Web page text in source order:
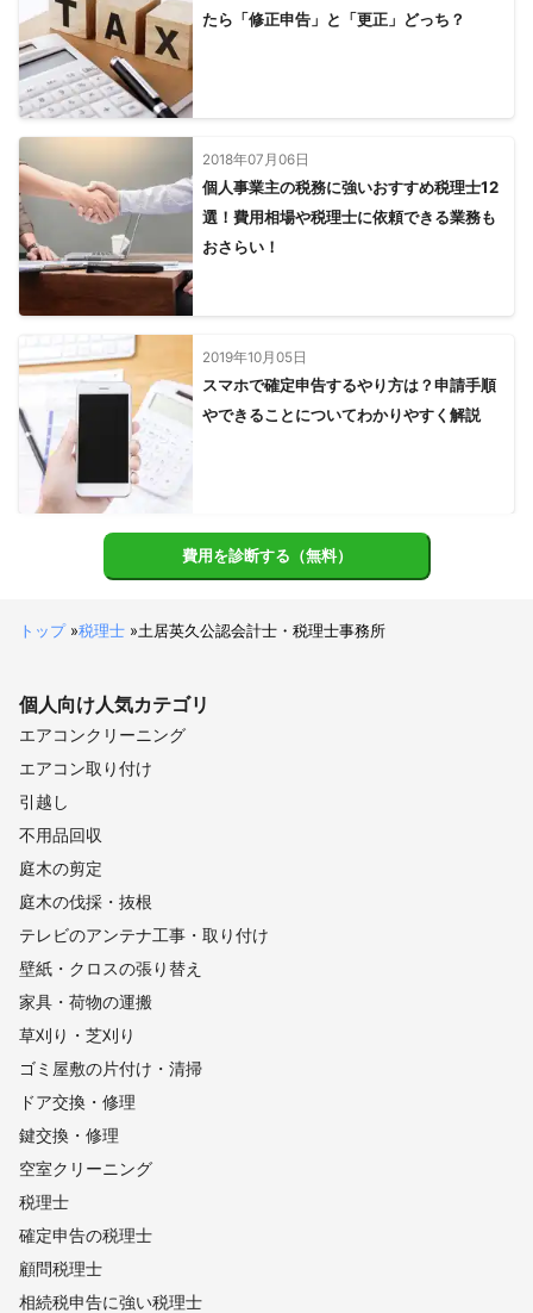
たら「修正申告」と「更正」どっち？
2018年07月06日
個人事業主の税務に強いおすすめ税理士12
選！費用相場や税理士に依頼できる業務も
おさらい！
2019年10月05日
スマホで確定申告するやり方は？申請手順
やできることについてわかりやすく解説
費用を診断する（無料）
トップ»税理士 »土居英久公認会計士・税理士事務所
個人向け人気カテゴリ
エアコンクリーニング
エアコン取り付け
引越し
不用品回収
庭木の剪定
庭木の伐採・抜根
テレビのアンテナ工事・取り付け
壁紙・クロスの張り替え
家具・荷物の運搬
草刈り・芝刈り
ゴミ屋敷の片付け・清掃
ドア交換・修理
鍵交換・修理
空室クリーニング
税理士
確定申告の税理士
顧問税理士
相続税申告に強い税理士